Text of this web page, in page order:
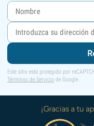
Este sitio está protegido por
Términos de Servicio de Google.
¡Gracias a tu